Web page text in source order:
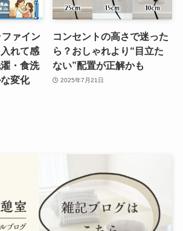
ファイン
れて感
・食洗
変化
コンセントの高さで迷った
ら？おしゃれより“目立た
ない”配置が正解かも
2025年7月21日